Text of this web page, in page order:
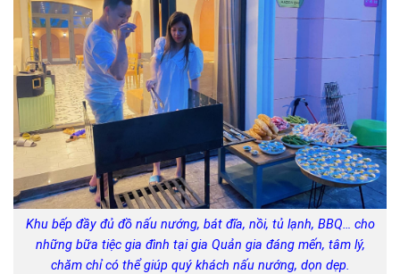
Khu bếp đầy đủ đồ nấu nướng, bát đĩa, nồi, tủ lạnh, BBQ… cho
những bữa tiệc gia đình tại gia Quản gia đáng mến, tâm lý,
chăm chỉ có thể giúp quý khách nấu nướng, dọn dẹp.